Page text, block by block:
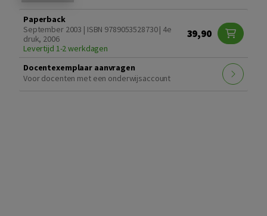
Paperback
September 2003 | ISBN 9789053528730 | 4e
druk, 2006
Levertijd 1-2 werkdagen
39,90
Docentexemplaar aanvragen
Voor docenten met een onderwijsaccount